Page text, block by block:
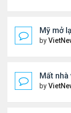
Mỹ mở
by
Mất nhà
by